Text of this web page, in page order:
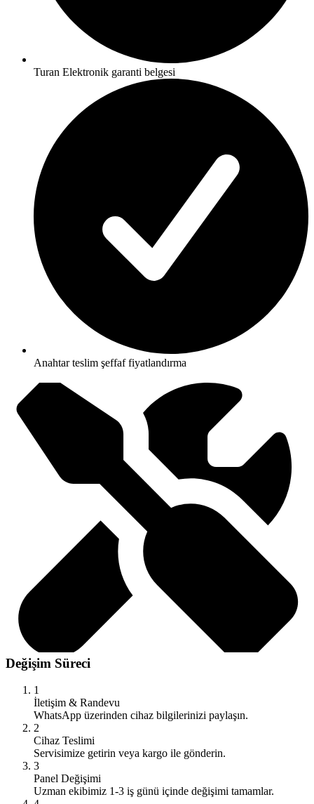
Turan Elektronik garanti belgesi
Anahtar teslim şeffaf fiyatlandırma
Değişim Süreci
1
İletişim & Randevu
WhatsApp üzerinden cihaz bilgilerinizi paylaşın.
2
Cihaz Teslimi
Servisimize getirin veya kargo ile gönderin.
3
Panel Değişimi
Uzman ekibimiz 1-3 iş günü içinde değişimi tamamlar.